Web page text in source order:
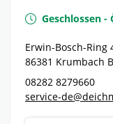
Geschlossen -
Erwin-Bosch-Ring
86381 Krumbach
08282 8279660
service-